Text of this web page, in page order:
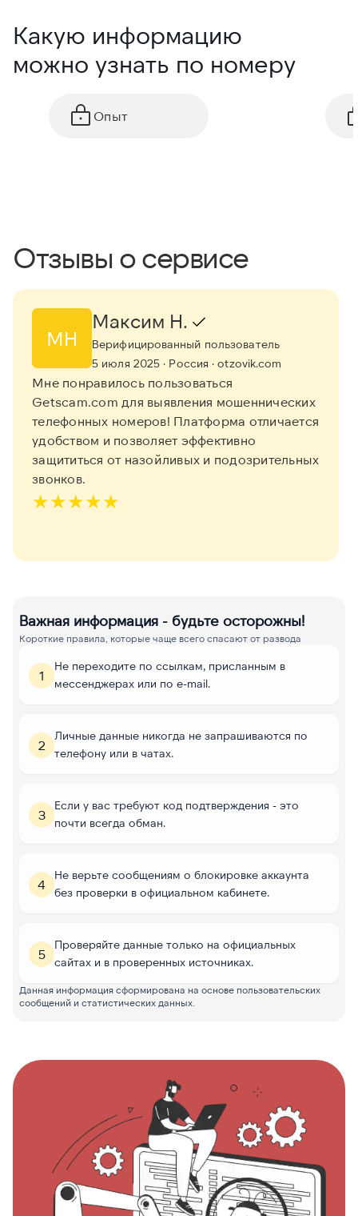
Какую информацию
можно узнать по номеру
Опыт
Отзывы о сервисе
МН
Максим Н.
Верифицированный пользователь
5 июля 2025 · Россия · otzovik.com
Мне понравилось пользоваться
Getscam.com для выявления мошеннических
телефонных номеров! Платформа отличается
удобством и позволяет эффективно
защититься от назойливых и подозрительных
звонков.
★★★★★
Важная информация - будьте осторожны!
Короткие правила, которые чаще всего спасают от развода
1
Не переходите по ссылкам, присланным в
мессенджерах или по e-mail.
2
Личные данные никогда не запрашиваются по
телефону или в чатах.
3
Если у вас требуют код подтверждения - это
почти всегда обман.
4
Не верьте сообщениям о блокировке аккаунта
без проверки в официальном кабинете.
5
Проверяйте данные только на официальных
сайтах и в проверенных источниках.
Данная информация сформирована на основе пользовательских
сообщений и статистических данных.